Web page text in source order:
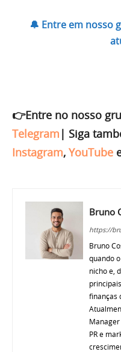
🔔 Entre em nosso
👉Entre no nosso
Telegram | Siga
Instagram, YouTube
Bruno
https://
Bruno
quando
nicho e,
finanças
PR e